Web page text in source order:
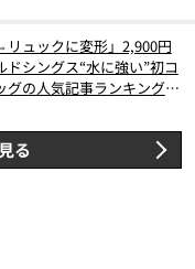
ュックに変形」2,900円
シングス“水に強い”初コ
の人気記事ランキングベ
る